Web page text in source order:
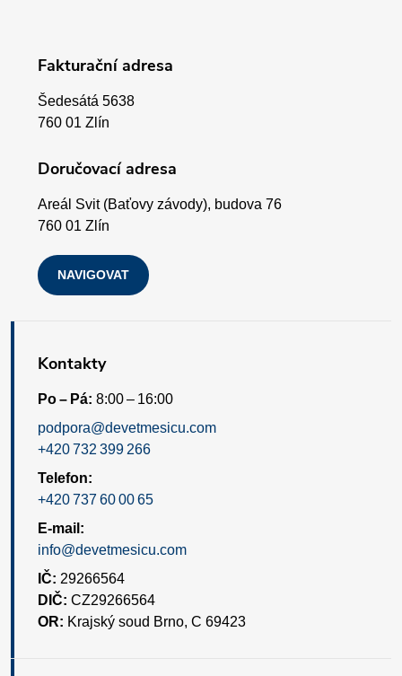
Fakturační adresa
Šedesátá 5638
760 01 Zlín
Doručovací adresa
Areál Svit (Baťovy závody), budova 76
760 01 Zlín
NAVIGOVAT
Kontakty
Po – Pá: 8:00 – 16:00
podpora@devetmesicu.com
+420 732 399 266
Telefon:
+420 737 60 00 65
E-mail:
info@devetmesicu.com
IČ: 29266564
DIČ: CZ29266564
OR: Krajský soud Brno, C 69423